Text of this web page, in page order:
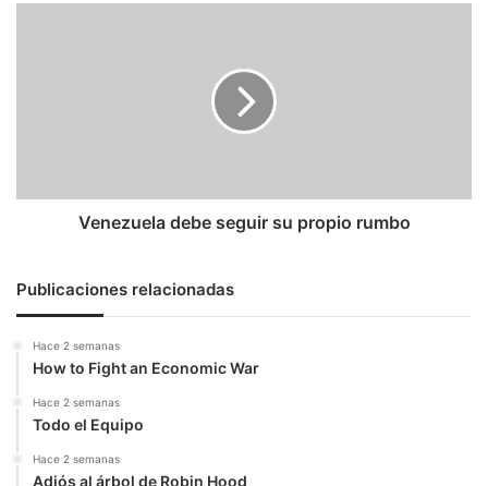
Venezuela debe seguir su propio rumbo
Publicaciones relacionadas
Hace 2 semanas
How to Fight an Economic War
Hace 2 semanas
Todo el Equipo
Hace 2 semanas
Adiós al árbol de Robin Hood